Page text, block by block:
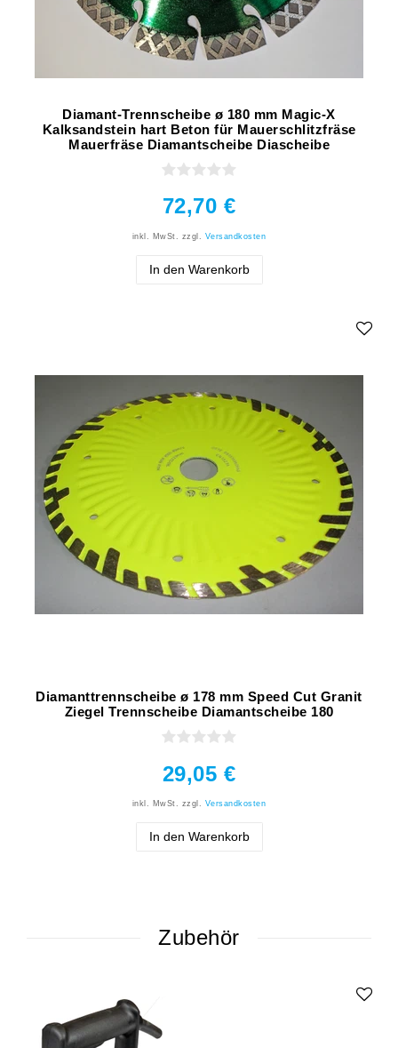
Diamant-Trennscheibe ø 180 mm Magic-X
Kalksandstein hart Beton für Mauerschlitzfräse
Mauerfräse Diamantscheibe Diascheibe
72,70 €
inkl. MwSt. zzgl. Versandkosten
In den Warenkorb
Diamanttrennscheibe ø 178 mm Speed Cut Granit
Ziegel Trennscheibe Diamantscheibe 180
29,05 €
inkl. MwSt. zzgl. Versandkosten
In den Warenkorb
Zubehör